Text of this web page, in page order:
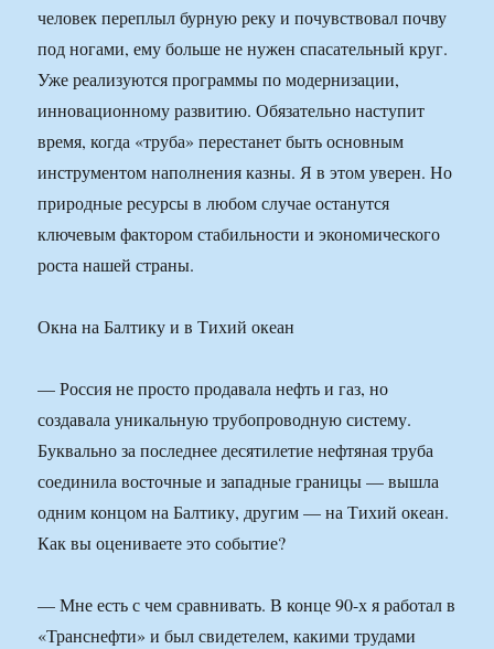
человек переплыл бурную реку и почувствовал почву
под ногами, ему больше не нужен спасательный круг.
Уже реализуются программы по модернизации,
инновационному развитию. Обязательно наступит
время, когда «труба» перестанет быть основным
инструментом наполнения казны. Я в этом уверен. Но
природные ресурсы в любом случае останутся
ключевым фактором стабильности и экономического
роста нашей страны.
Окна на Балтику и в Тихий океан
— Россия не просто продавала нефть и газ, но
создавала уникальную трубопроводную систему.
Буквально за последнее десятилетие нефтяная труба
соединила восточные и западные границы — вышла
одним концом на Балтику, другим — на Тихий океан.
Как вы оцениваете это событие?
— Мне есть с чем сравнивать. В конце 90-х я работал в
«Транснефти» и был свидетелем, какими трудами